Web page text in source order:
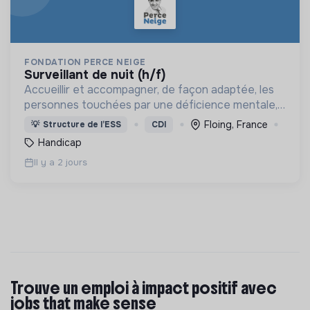
FONDATION PERCE NEIGE
surveillant de nuit (h/f)
Accueillir et accompagner, de façon adaptée, les
personnes touchées par une déficience mentale,
un handicap physique ou psychique
💡 Structure de l’ESS CDI
Floing, France
Handicap
Il y a 2 jours
Trouve un emploi à impact positif avec
jobs that make sense